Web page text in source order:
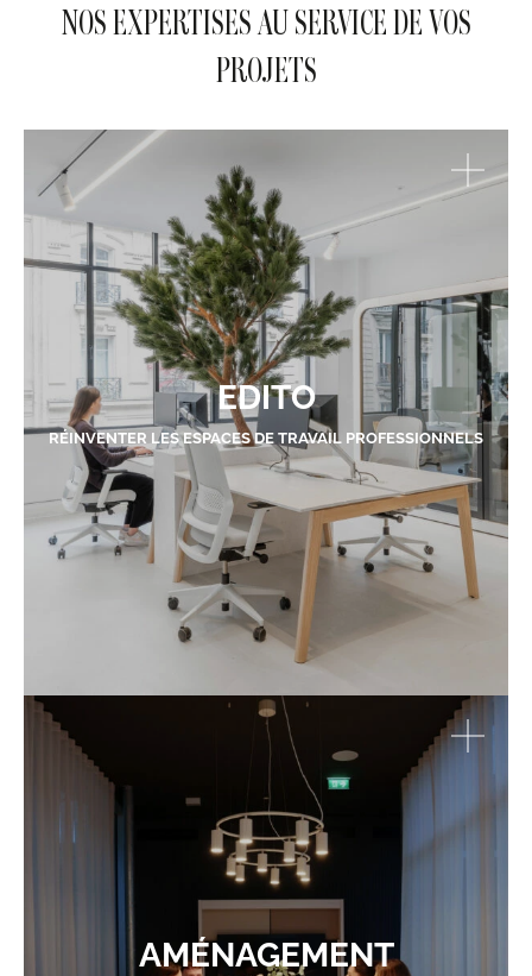
NOS EXPERTISES AU SERVICE DE VOS
PROJETS
EDITO
RÉINVENTER LES ESPACES DE TRAVAIL PROFESSIONNELS
AMÉNAGEMENT